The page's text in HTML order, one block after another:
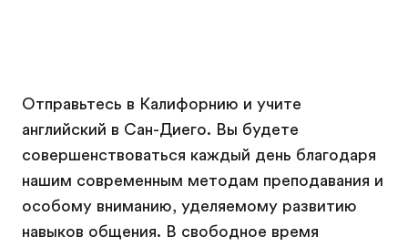
Карьера
Присоединиться к нашей команде
Отправьтесь в Калифорнию и учите
английский в Сан-Диего. Вы будете
совершенствоваться каждый день благодаря
нашим современным методам преподавания и
особому вниманию, уделяемому развитию
навыков общения. В свободное время